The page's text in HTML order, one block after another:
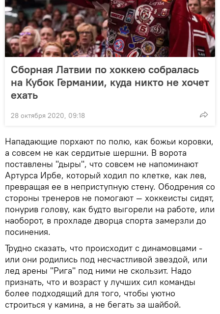
Сборная Латвии по хоккею собралась
на Кубок Германии, куда никто не хочет
ехать
28 октября 2020, 09:18
Нападающие порхают по полю, как божьи коровки,
а совсем не как сердитые шершни. В ворота
поставлены "дыры", что совсем не напоминают
Артурса Ирбе, который ходил по клетке, как лев,
превращая ее в неприступную стену. Ободрения со
стороны тренеров не помогают — хоккеисты сидят,
понурив голову, как будто выгорели на работе, или
наоборот, в прохладе дворца спорта замерзли до
посинения.
Трудно сказать, что происходит с динамовцами -
или они родились под несчастливой звездой, или
лед арены "Рига" под ними не скользит. Надо
признать, что и возраст у лучших сил команды
более подходящий для того, чтобы уютно
строиться у камина, а не бегать за шайбой.